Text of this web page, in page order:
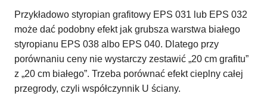
Przykładowo styropian grafitowy EPS 031 lub EPS 032
może dać podobny efekt jak grubsza warstwa białego
styropianu EPS 038 albo EPS 040. Dlatego przy
porównaniu ceny nie wystarczy zestawić „20 cm grafitu”
z „20 cm białego”. Trzeba porównać efekt cieplny całej
przegrody, czyli współczynnik U ściany.